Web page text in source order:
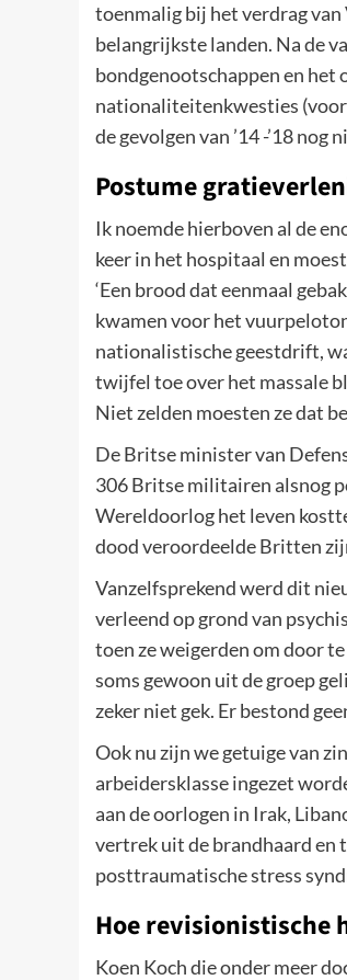
toenmalig bij het verdrag
belangrijkste landen. Na de
bondgenootschappen en het
nationaliteitenkwesties
de gevolgen van ’14 -’18
Postume
Ik noemde hierboven al de
keer in het hospitaal en
‘Een brood dat eenmaal
kwamen voor het
nationalistische geestdrift,
twijfel toe over het massale
Niet zelden moesten ze dat
De Britse minister van
306 Britse militairen alsnog
Wereldoorlog het leven
dood veroordeelde Britten
Vanzelfsprekend werd dit
verleend op grond van
toen ze weigerden om door
soms gewoon uit de groep
zeker niet gek. Er bestond
Ook nu zijn we getuige van
arbeidersklasse ingezet
aan de oorlogen in Irak,
vertrek uit de brandhaard en
posttraumatische stress
Hoe revisionistische
Koen Koch die onder meer